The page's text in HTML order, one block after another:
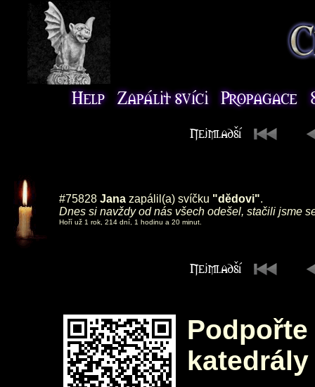
#75828 Jana zapálil(a) svíčku "dědovi".
Dnes si navždy od nás všech odešel, stačili jsme
Hoří už 1 rok, 214 dní, 1 hodinu a 20 minut.
katedrály